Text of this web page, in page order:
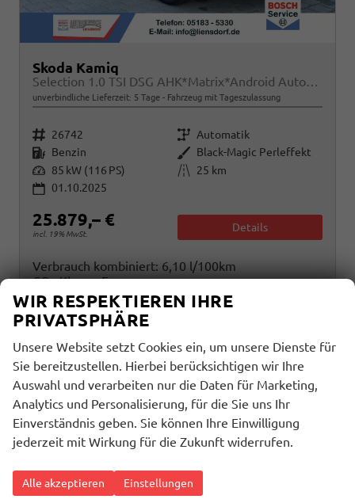
Skoda Kamiq
Selection 1.0 TSI DSG AHK*Matrix*Android Auto*SHZ*Kamera*Keyless*2Z Klimaauto*
unverbindliche Lieferzeit: 5 Tage Fahrzeug mit Tageszulassung
Fahrzeugnr. 26742 Getriebe Automatik
Kraftstoff Benzin Außenfarbe Black-Magic Perleffekt
Leistung 85 kW (116 PS) Kilometerstand
25 km
01.10.2025
25.879,– €
incl. 19% MwSt.
Details
Verbrauch kombiniert: 6,10 l/100km
CO -Klasse: E
CO
-Emissionen:138,00 g/km
WIR RESPEKTIEREN IHRE
PRIVATSPHÄRE
Unsere Website setzt Cookies ein, um unsere Dienste für
Sie bereitzustellen. Hierbei berücksichtigen wir Ihre
Auswahl und verarbeiten nur die Daten für Marketing,
Analytics und Personalisierung, für die Sie uns Ihr
Einverständnis geben. Sie können Ihre Einwilligung
jederzeit mit Wirkung für die Zukunft widerrufen.
Alle akzeptieren Einstellungen